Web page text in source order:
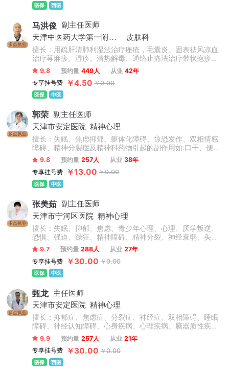
医保 西医
多点执业
马洪俊 副主任医师
天津中医药大学第一附属医院
皮肤科
擅长：用疏肝清肺利湿法治疗痤疮，毛囊炎。固表祛风凉血
治疗荨麻疹、湿疹。清热解毒、通络止痛法治疗带状疱疹。
清热凉血、活血化瘀治疗过敏性紫癜都有较好的疗效。对于
银屑病、酒糟鼻、结节性痒疹等难治性皮肤病，通过中医中
药治疗都有较好的疗效。
9.8 预约量 449人 从业 42年
专享挂号费
￥4.50 ￥0.00
医保 中医
多点执业
郭荣 副主任医师
天津市安定医院 精神心理
擅长：失眠、焦虑抑郁、躯体化障碍、惊恐发作、双相情感
障碍、精神分裂症及精神科药物引起的副作用如:口干、便
秘、闭经、胃肠道反应等方面的治疗积累了丰富的经验。
9.8 预约量 257人 从业 38年
专享挂号费
￥13.00 ￥0.00
医保 中医
多点执业
张美茹 副主任医师
天津市宁河区医院 精神心理
擅长：失眠、抑郁、焦虑、青少年心理、心理、厌学叛逆、
恐惧、强迫、躁狂、精神障碍、精神分裂、神经衰弱、头
疼、头晕、幻听、酒精依赖、妄想、癔症、更年期、神经官
能症、植物神经紊乱、拖延症、厌食症、耳鸣、双相情感障
碍、疑病症、胸闷、心慌、睡眠障碍、神经官能症、躯体形
式障碍、气短、多梦、洁癖。
9.7 预约量 288人 从业 27年
专享挂号费
￥30.00 ￥0.00
医保 中医
多点执业
甄龙 主任医师
天津市安定医院 精神心理
擅长：抑郁症、焦虑症、分裂症、神经症、双相障碍、睡眠
障碍、神经认知障碍、心身疾病、心理疾病、脑器质性疾
病、神经系统遗传性疾病等常见疾病的诊治及心理咨询，对
复杂、疑难的精神、神经、心理疾病有扎实的理论基础和丰
富的临床经验。
9.9 预约量 257人 从业 21年
专享挂号费
￥30.00 ￥0.00
医保 西医